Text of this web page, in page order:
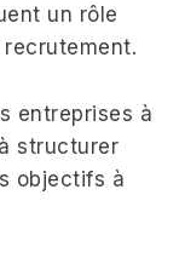
un rôle
recrutement.
entreprises à
structurer
objectifs à